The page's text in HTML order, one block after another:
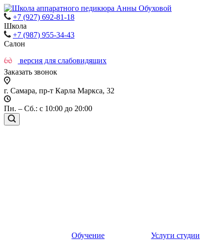
+7 (927) 692-81-18
Школа
+7 (987) 955-34-43
Салон
версия для слабовидящих
Заказать звонок
г. Самара, пр-т Карла Маркса, 32
Пн. – Сб.: с 10:00 до 20:00
Обучение
Услуги студии